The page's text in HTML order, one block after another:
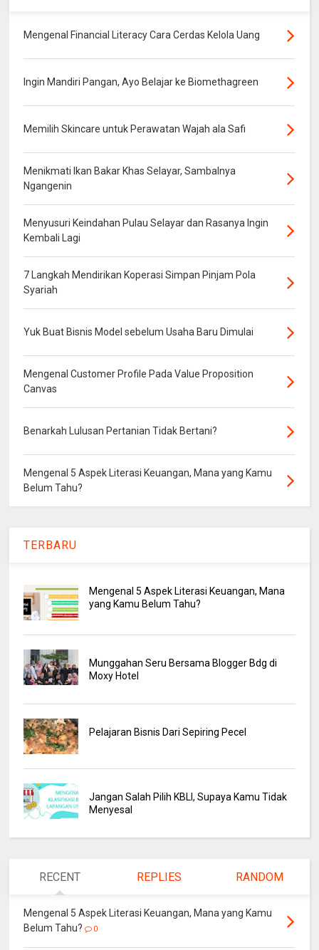
Mengenal Financial Literacy Cara Cerdas Kelola Uang
Ingin Mandiri Pangan, Ayo Belajar ke Biomethagreen
Memilih Skincare untuk Perawatan Wajah ala Safi
Menikmati Ikan Bakar Khas Selayar, Sambalnya
Ngangenin
Menyusuri Keindahan Pulau Selayar dan Rasanya Ingin
Kembali Lagi
7 Langkah Mendirikan Koperasi Simpan Pinjam Pola
Syariah
Yuk Buat Bisnis Model sebelum Usaha Baru Dimulai
Mengenal Customer Profile Pada Value Proposition
Canvas
Benarkah Lulusan Pertanian Tidak Bertani?
Mengenal 5 Aspek Literasi Keuangan, Mana yang Kamu
Belum Tahu?
TERBARU
Mengenal 5 Aspek Literasi Keuangan, Mana
yang Kamu Belum Tahu?
Munggahan Seru Bersama Blogger Bdg di
Moxy Hotel
Pelajaran Bisnis Dari Sepiring Pecel
Jangan Salah Pilih KBLI, Supaya Kamu Tidak
Menyesal
RECENT REPLIES RANDOM
Mengenal 5 Aspek Literasi Keuangan, Mana yang Kamu
Belum Tahu?
0